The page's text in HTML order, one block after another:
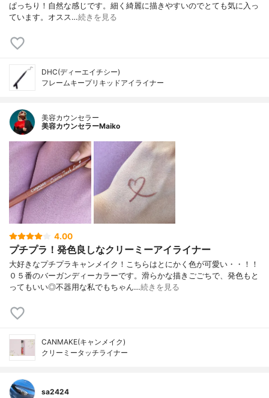
ぱっちり！自然な感じです。細く綺麗に描きやすいのでとても気に入っ
ています。オスス…続きを見る
DHC(ディーエイチシー)
フレームキープリキッドアイライナー
美容カウンセラー
美容カウンセラーMaiko
4.00
プチプラ！発色良しなクリーミーアイライナー
大好きなプチプラキャンメイク！こちらはとにかく色が可愛い・・！！
０５番のバーガンディーカラーです。滑らかな描きごごちで、発色もと
ってもいい◎不器用な私でもちゃん…続きを見る
CANMAKE(キャンメイク)
クリーミータッチライナー
sa2424